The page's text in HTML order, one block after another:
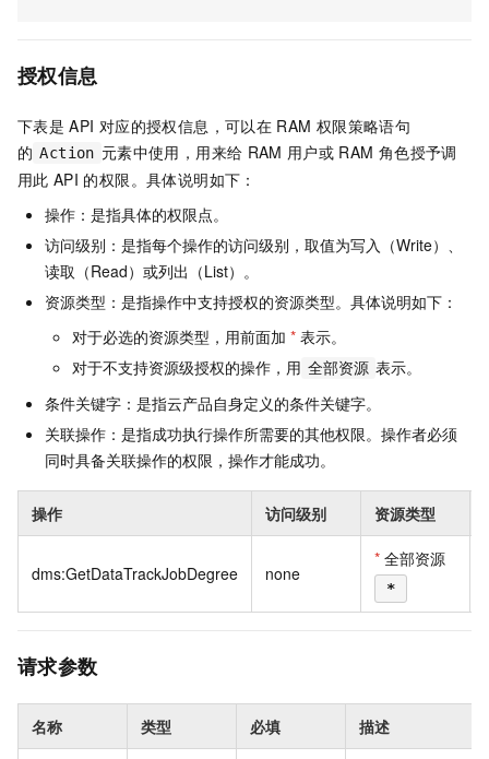
授权信息
下表是 API 对应的授权信息，可以在 RAM 权限策略语句
的 Action 元素中使用，用来给 RAM 用户或 RAM 角色授予调
用此 API 的权限。具体说明如下：
操作：是指具体的权限点。
访问级别：是指每个操作的访问级别，取值为写入（Write）、
读取（Read）或列出（List）。
资源类型：是指操作中支持授权的资源类型。具体说明如下：
对于必选的资源类型，用前面加 * 表示。
对于不支持资源级授权的操作，用 全部资源 表示。
条件关键字：是指云产品自身定义的条件关键字。
关联操作：是指成功执行操作所需要的其他权限。操作者必须
同时具备关联操作的权限，操作才能成功。
操作 访问级别 资源类型
dms:GetDataTrackJobDegree none
* 全部资源
*
请求参数
名称 类型 必填 描述